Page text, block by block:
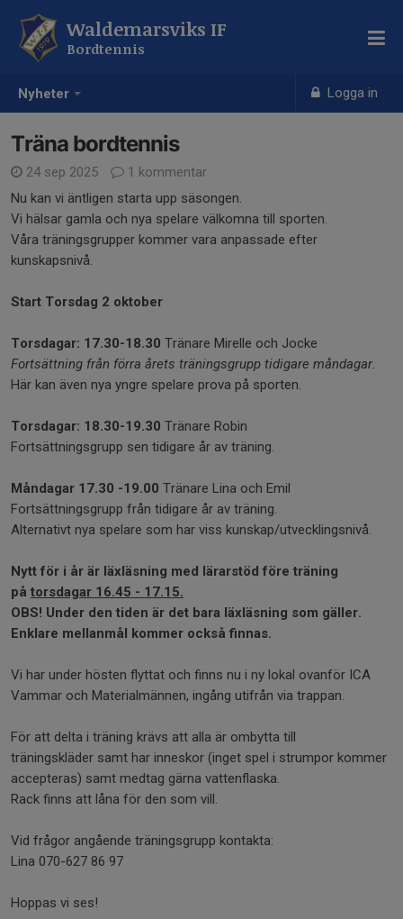
Nyheter Logga in
Waldemarsviks IF
Bordtennis
Träna bordtennis
24 sep 2025
1 kommentar
Nu kan vi äntligen starta upp säsongen.
Vi hälsar gamla och nya spelare välkomna till sporten.
Våra träningsgrupper kommer vara anpassade efter
kunskapsnivå.
Start Torsdag 2 oktober
Torsdagar: 17.30-18.30 Tränare Mirelle och Jocke
Fortsättning från förra årets träningsgrupp tidigare måndagar.
Här kan även nya yngre spelare prova på sporten.
Torsdagar: 18.30-19.30 Tränare Robin
Fortsättningsgrupp sen tidigare år av träning.
Måndagar 17.30 -19.00 Tränare Lina och Emil
Fortsättningsgrupp från tidigare år av träning.
Alternativt nya spelare som har viss kunskap/utvecklingsnivå.
Nytt för i år är läxläsning med lärarstöd före träning
på torsdagar 16.45 - 17.15.
OBS! Under den tiden är det bara läxläsning som gäller.
Enklare mellanmål kommer också finnas.
Vi har under hösten flyttat och finns nu i ny lokal ovanför ICA
Vammar och Materialmännen, ingång utifrån via trappan.
För att delta i träning krävs att alla är ombytta till
träningskläder samt har inneskor (inget spel i strumpor kommer
accepteras) samt medtag gärna vattenflaska.
Rack finns att låna för den som vill.
Vid frågor angående träningsgrupp kontakta:
Lina 070-627 86 97
Hoppas vi ses!